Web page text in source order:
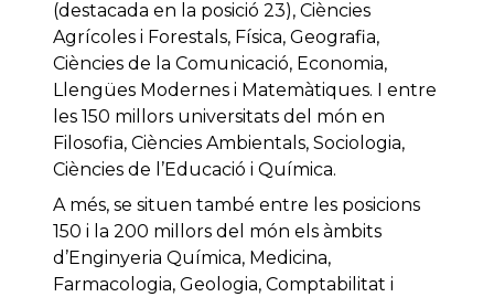
(destacada en la posició 23), Ciències
Agrícoles i Forestals, Física, Geografia,
Ciències de la Comunicació, Economia,
Llengües Modernes i Matemàtiques. I entre
les 150 millors universitats del món en
Filosofia, Ciències Ambientals, Sociologia,
Ciències de l’Educació i Química.
A més, se situen també entre les posicions
150 i la 200 millors del món els àmbits
d’Enginyeria Química, Medicina,
Farmacologia, Geologia, Comptabilitat i